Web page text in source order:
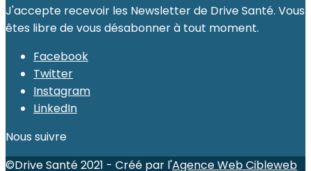
J'accepte recevoir les Newsletter de Drive Santé. Vous
êtes libre de vous désabonner à tout moment.
Facebook
Twitter
Instagram
LinkedIn
Nous suivre
©Drive Santé 2021 - Créé par l'Agence Web Cibleweb